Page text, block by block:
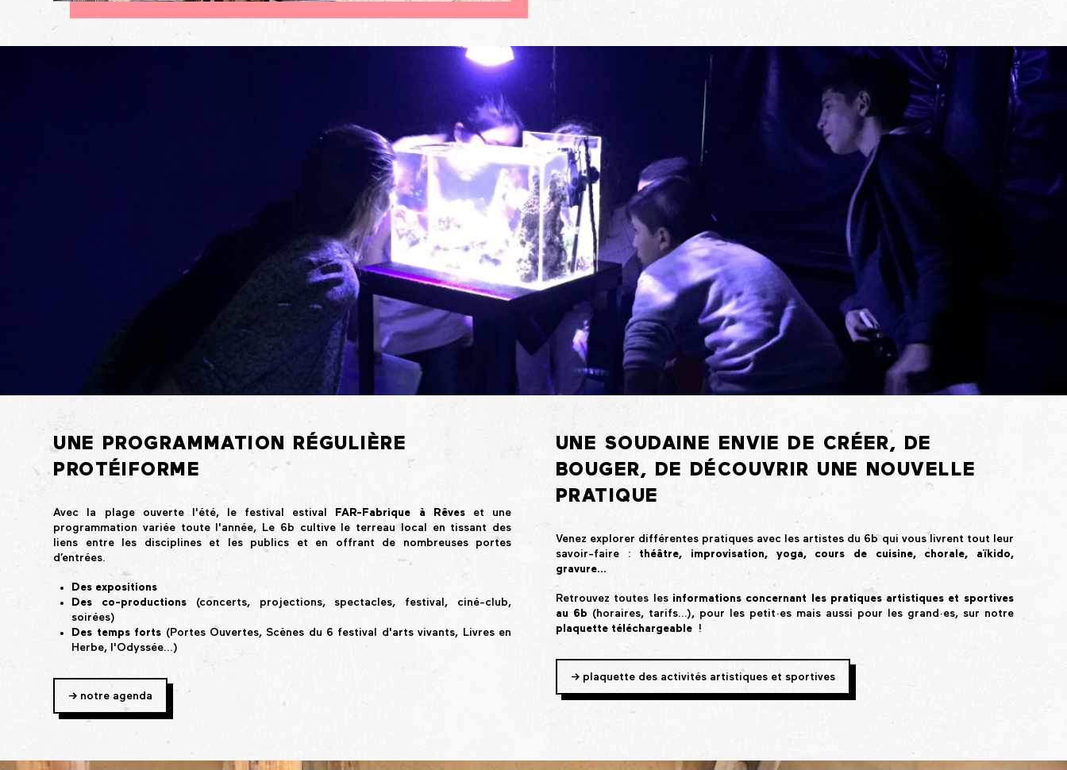
UNE PROGRAMMATION RÉGULIÈRE
PROTÉIFORME
Avec la plage ouverte l'été, le festival estival FAR-Fabrique à Rêveset une
programmation variée toute l'année, Le 6b cultive le terreau local en tissant des
liens entre les disciplines et les publics et en offrant de nombreuses portes
d’entrées.
Des expositions
Des co-productions (concerts, projections, spectacles, festival, ciné-club,
soirées)
Des temps forts (Portes Ouvertes, Scènes du 6 festival d'arts vivants, Livres en
Herbe, l'Odyssée...)
-> notre agenda
UNE SOUDAINE ENVIE DE CRÉER, DE
BOUGER, DE DÉCOUVRIR UNE NOUVELLE
PRATIQUE
Venez explorer différentes pratiques avec les artistes du 6b qui vous livrent tout leur
savoir-faire : théâtre, improvisation, yoga, cours de cuisine, chorale, aïkido,
gravure…
Retrouvez toutes les informations concernant les pratiques artistiques et sportives
au 6b (horaires, tarifs…), pour les petit·es mais aussi pour les grand·es, sur notre
plaquette téléchargeable !
-> plaquette des activités artistiques et sportives